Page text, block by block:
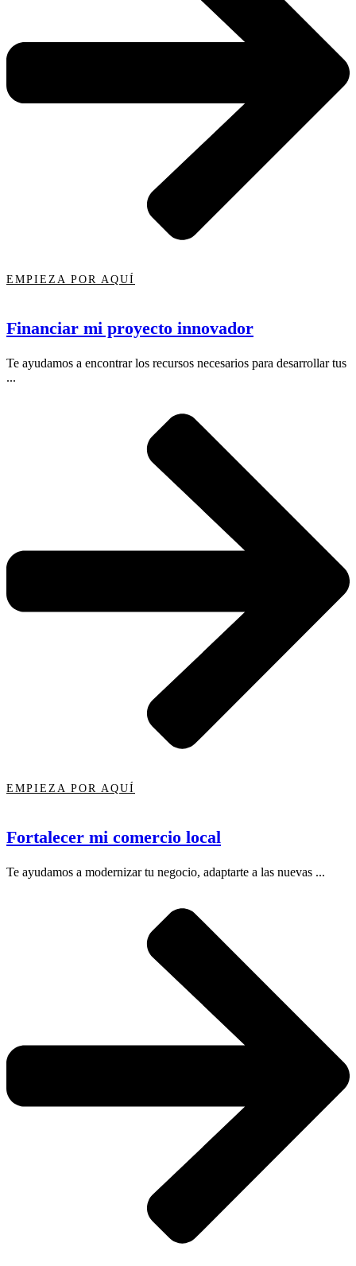
EMPIEZA POR AQUÍ
Financiar mi proyecto innovador
Te ayudamos a encontrar los recursos necesarios para desarrollar tus
...
EMPIEZA POR AQUÍ
Fortalecer mi comercio local
Te ayudamos a modernizar tu negocio, adaptarte a las nuevas ...